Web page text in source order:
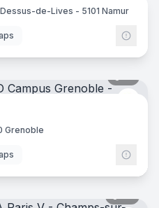
de-Lives - 5101 Namur
Grenoble